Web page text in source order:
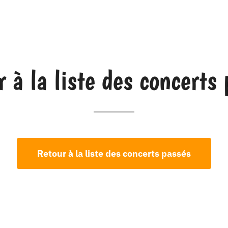
à la liste des concerts
Retour à la liste des concerts passés